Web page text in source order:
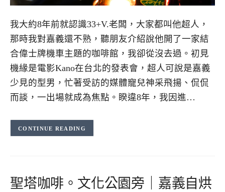
我大約8年前就認識33+V.老闆，大家都叫他超人，
那時我對嘉義還不熟，聽朋友介紹說他開了一家結
合偉士牌機車主題的咖啡館，我卻從沒去過。初見
機緣是電影Kano在台北的發表會，超人可說是嘉義
少見的型男，忙著受訪的媒體寵兒神采飛揚、侃侃
而談，一出場就成為焦點。睽違8年，我因進…
CONTINUE READING
聖塔咖啡。文化公園旁｜嘉義自烘